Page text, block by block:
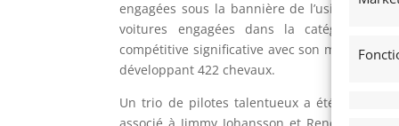
engagées sous la bannière de l’usine
voitures engagées dans la catégorie
compétitive significative avec son moteur
développant 422 chevaux.
Un trio de pilotes talentueux a été réuni